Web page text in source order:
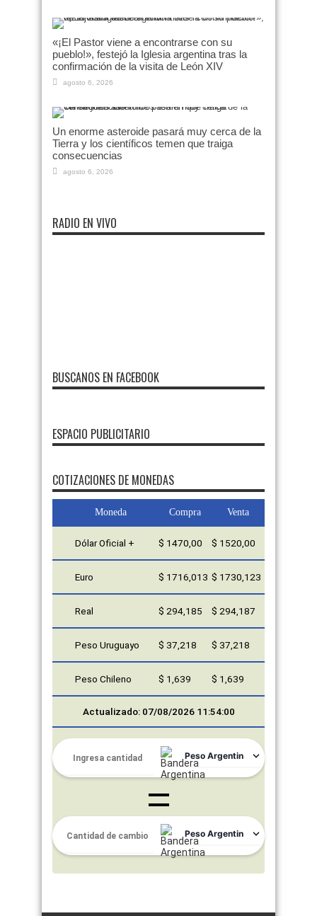
«¡El Pastor viene a encontrarse con su
pueblo!», festejó la Iglesia argentina tras la
confirmación de la visita de León XIV
agosto 6, 2026
Un enorme asteroide pasará muy cerca de la
Tierra y los científicos temen que traiga
consecuencias
agosto 6, 2026
RADIO EN VIVO
BUSCANOS EN FACEBOOK
ESPACIO PUBLICITARIO
FMDOS
COTIZACIONES DE MONEDAS
Moneda Compra Venta
Dólar Oficial + $ 1470,00 $ 1520,00
Euro $ 1716,013 $ 1730,123
Real $ 294,185 $ 294,187
Peso Uruguayo $ 37,218 $ 37,218
Peso Chileno $ 1,639 $ 1,639
Actualizado: 07/08/2026 11:54:00